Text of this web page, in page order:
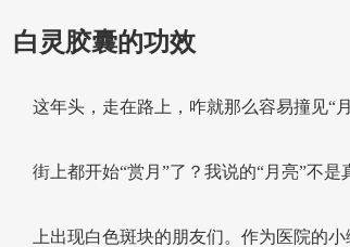
白灵胶囊的功效
这年头，走在路上，咋就那么容易撞见“
街上都开始“赏月”了？我说的“月亮”不
上出现白色斑块的朋友们。作为医院的